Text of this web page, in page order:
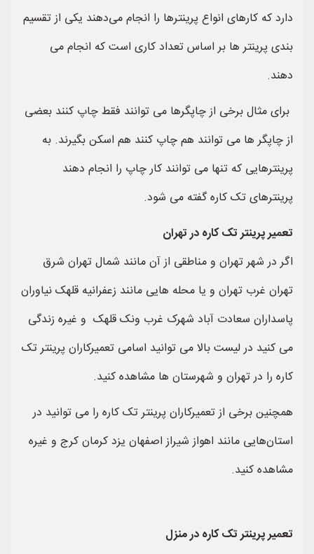
دارد که کارهای انواع پرینترها را انجام می‌دهند یکی از تقسیم
بندی پرینتر ها بر اساس تعداد کاری است که انجام می
دهند.
برای مثال برخی از چاپگرها می توانند فقط چاپ کنند بعضی
از چاپگر ها می توانند هم چاپ کنند هم اسکن بگیرند. به
پرینترهایی که تنها می توانند کار چاپ را انجام دهند
پرینترهای تک کاره گفته می شود.
تعمیر پرینتر تک کاره در تهران
اگر در شهر تهران و مناطقی از آن مانند شمال تهران شرق
تهران غرب تهران و یا محله هایی مانند زعفرانیه قلهک نیاوران
پاسداران سعادت آباد شهرک غرب ونک قلهک و غیره زندگی
می کنید در لیست بالا می توانید اسامی تعمیرکاران پرینتر تک
کاره را در تهران و شهرستان ها مشاهده کنید.
همچنین برخی از تعمیرکاران پرینتر تک کاره را می توانید در
استان‌هایی مانند اهواز شیراز اصفهان یزد کرمان کرج و غیره
مشاهده کنید.
تعمیر پرینتر تک کاره در منزل